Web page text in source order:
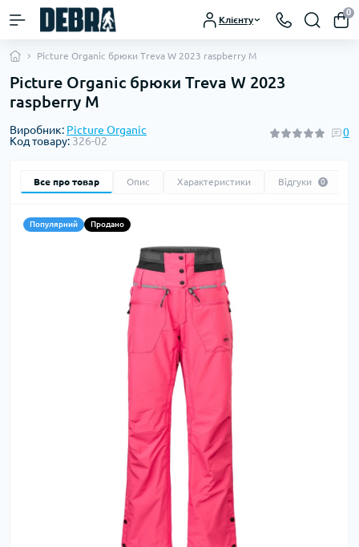
Клієнту
0
Picture Organic брюки Treva W 2023 raspberry M
Picture Organic брюки Treva W 2023
raspberry M
Виробник: Picture Organic
Код товару: 326-02
0
Все про товар Опис Характеристики Відгуки 0
Популярний Продано